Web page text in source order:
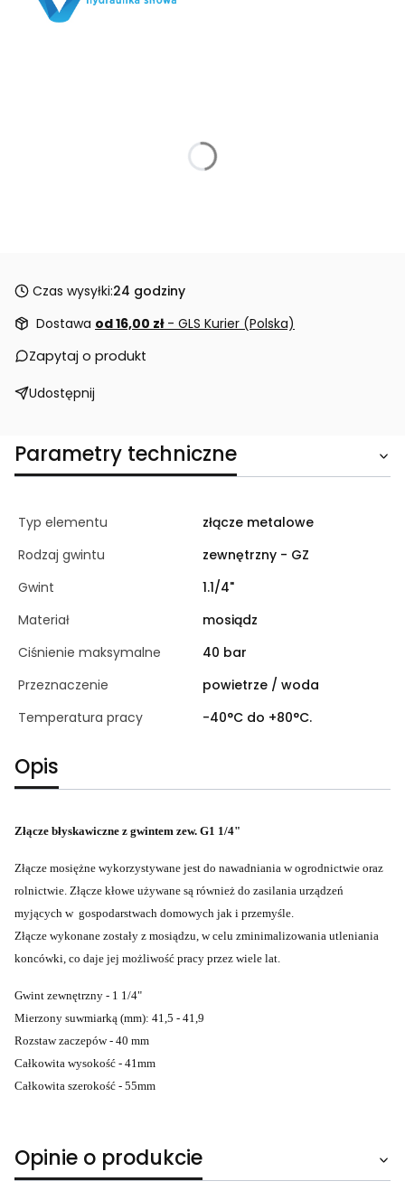
Czas wysyłki:24 godziny
Dostawa od 16,00 zł - GLS Kurier (Polska)
Zapytaj o produkt
Udostępnij
Parametry techniczne
Typ elementu
złącze metalowe
Rodzaj gwintu
zewnętrzny - GZ
Gwint
1.1/4"
Materiał
mosiądz
Ciśnienie maksymalne
40 bar
Przeznaczenie
powietrze / woda
Temperatura pracy
-40°C do +80°C.
Opis
Złącze błyskawiczne z gwintem zew. G1 1/4"
Złącze mosiężne wykorzystywane jest do nawadniania w ogrodnictwie oraz
rolnictwie. Złącze kłowe używane są również do zasilania urządzeń
myjących w gospodarstwach domowych jak i przemyśle.
Złącze wykonane zostały z mosiądzu, w celu zminimalizowania utleniania
koncówki, co daje jej możliwość pracy przez wiele lat.
Gwint zewnętrzny - 1 1/4"
Mierzony suwmiarką (mm): 41,5 - 41,9
Rozstaw zaczepów - 40 mm
Całkowita wysokość - 41mm
Całkowita szerokość - 55mm
Opinie o produkcie